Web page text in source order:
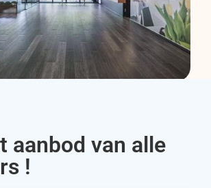
aanbod van alle
!